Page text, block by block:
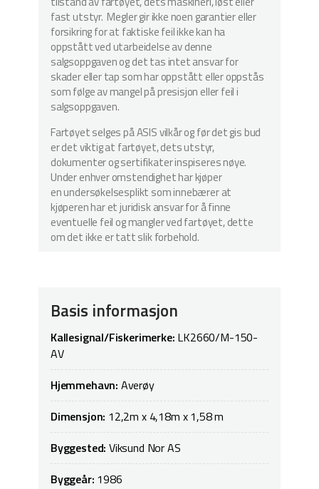
fast utstyr. Megler gir ikke noen garantier eller
forsikring for at faktiske feil ikke kan ha
oppstått ved utarbeidelse av denne
salgsoppgaven og det tas intet ansvar for
skader eller tap som har oppstått eller oppstås
som følge av mangel på presisjon eller feil i
salgsoppgaven.
Fartøyet selges på ASIS vilkår og før det gis bud
er det viktig at fartøyet, dets utstyr,
dokumenter og sertifikater inspiseres nøye.
Under enhver omstendighet har kjøper
en undersøkelsesplikt som innebærer at
kjøperen har et juridisk ansvar for å finne
eventuelle feil og mangler ved fartøyet, dette
om det ikke er tatt slik forbehold.
Basis informasjon
Kallesignal/Fiskerimerke: LK2660/M-150-
AV
Hjemmehavn: Averøy
Dimensjon: 12,2m x 4,18m x 1,58 m
Byggested:Viksund Nor AS
Byggeår: 1986